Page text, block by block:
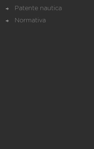
Patente nautica
Normativa